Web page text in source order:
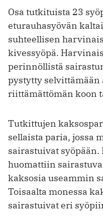
Osa tutkituista 23
eturauhasyövän
suhteellisen
kivessyöpä.
perinnöllistä
pystytty selvittämään
riittämättömän koon
Tutkittujen
sellaista paria, jossa
sairastuivat
huomattiin
kaksosia useammin
Toisaalta monessa
sairastuivat eri